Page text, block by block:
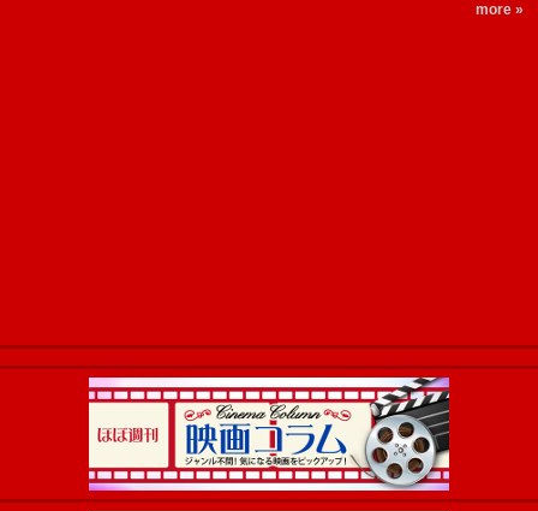
more »